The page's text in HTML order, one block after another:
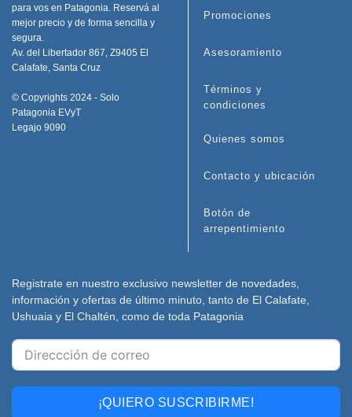
para vos en Patagonia. Reservá al
mejor precio y de forma sencilla y
segura.
Av. del Libertador 867, Z9405 El
Calafate, Santa Cruz
© Copyrights 2024 - Solo
Patagonia EVyT
Legajo 9090
Promociones
Asesoramiento
Términos y
condiciones
Quienes somos
Contacto y ubicación
Botón de
arrepentimiento
Registrate en nuestro exclusivo newsletter de novedades,
información y ofertas de último minuto, tanto de El Calafate,
Ushuaia y El Chaltén, como de toda Patagonia
¡QUIERO SUSCRIBIRME!